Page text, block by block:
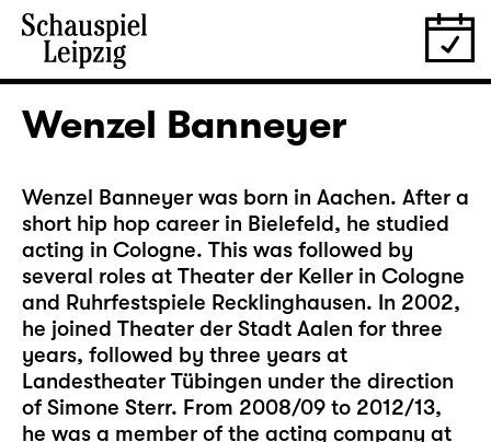
Wenzel Banneyer
Wenzel Banneyer was born in Aachen. After a
short hip hop career in Bielefeld, he studied
acting in Cologne. This was followed by
several roles at Theater der Keller in Cologne
and Ruhrfestspiele Recklinghausen. In 2002,
he joined Theater der Stadt Aalen for three
years, followed by three years at
Landestheater Tübingen under the direction
of Simone Sterr. From 2008/09 to 2012/13,
he was a member of the acting company at